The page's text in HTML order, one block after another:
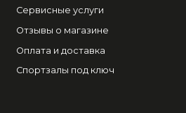
Сервисные услуги
Отзывы о магазине
Оплата и доставка
Спортзалы под ключ